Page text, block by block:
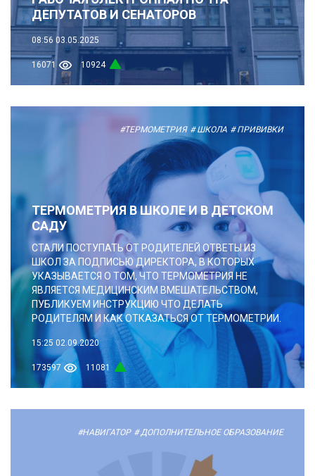
ДЕПУТАТОВ И СЕНАТОРОВ
08:56 03.05.2025
16071 10924
#ТЕРМОМЕТРИЯ # ШКОЛА # ПРИВИВКИ
ТЕРМОМЕТРИЯ В ШКОЛЕ И В ДЕТСКОМ
САДУ
СТАЛИ ПОСТУПАТЬ ОТ РОДИТЕЛЕЙ ОТВЕТЫ ИЗ
ШКОЛ ЗА ПОДПИСЬЮ ДИРЕКТОРА, В КОТОРЫХ
УКАЗЫВАЕТСЯ О ТОМ, ЧТО ТЕРМОМЕТРИЯ НЕ
ЯВЛЯЕТСЯ МЕДИЦИНСКИМ ВМЕШАТЕЛЬСТВОМ,
ПУБЛИКУЕМ ИНСТРУКЦИЮ ЧТО ДЕЛАТЬ
РОДИТЕЛЯМ И КАК ОТКАЗАТЬСЯ ОТ ТЕРМОМЕТРИИ.
15:25 02.09.2020
173597 11081
#НАВИГАТОР # ДОПОЛНИТЕЛЬНОЕ ОБРАЗОВАНИЕ